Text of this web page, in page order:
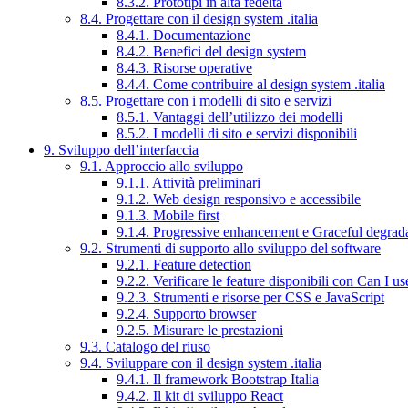
8.4. Progettare con il design system .italia
8.4.1. Documentazione
8.4.2. Benefici del design system
8.4.3. Risorse operative
8.4.4. Come contribuire al design system .italia
8.5. Progettare con i modelli di sito e servizi
8.5.1. Vantaggi dell’utilizzo dei modelli
8.5.2. I modelli di sito e servizi disponibili
9. Sviluppo dell’interfaccia
9.1. Approccio allo sviluppo
9.1.1. Attività preliminari
9.1.2. Web design responsivo e accessibile
9.1.3. Mobile first
9.1.4. Progressive enhancement e Graceful
9.2. Strumenti di supporto allo sviluppo del software
9.2.1. Feature detection
9.2.2. Verificare le feature disponibili con Can I
9.2.3. Strumenti e risorse per CSS e JavaScript
9.2.4. Supporto browser
9.2.5. Misurare le prestazioni
9.3. Catalogo del riuso
9.4. Sviluppare con il design system .italia
9.4.1. Il framework Bootstrap Italia
9.4.2. Il kit di sviluppo React